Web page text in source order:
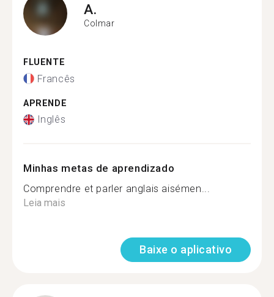
A.
Colmar
FLUENTE
Francês
APRENDE
Inglês
Minhas metas de aprendizado
Comprendre et parler anglais aisémen...
Leia mais
Baixe o aplicativo